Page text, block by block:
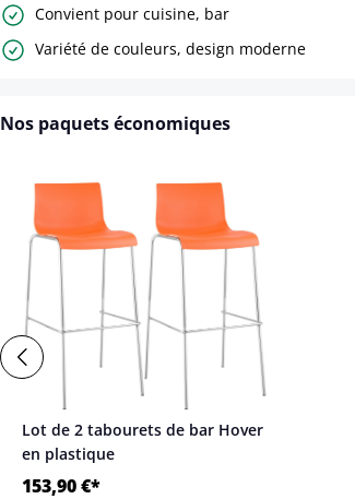
Convient pour cuisine, bar
Variété de couleurs, design moderne
Nos paquets économiques
Lot de 2 tabourets de bar Hover
en plastique
153,90 €*